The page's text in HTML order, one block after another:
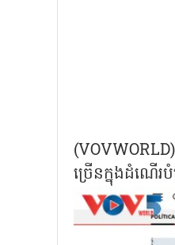
ច្រើនក្នុងដំណើ